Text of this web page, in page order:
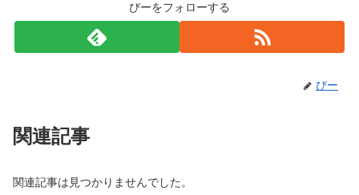
びーをフォローする
びー
関連記事
関連記事は見つかりませんでした。